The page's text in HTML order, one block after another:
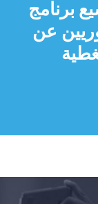
برنامج
عن